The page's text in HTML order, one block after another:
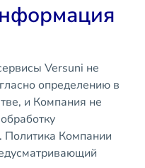
Versuni не
определению в
и Компания не
Политика Компании